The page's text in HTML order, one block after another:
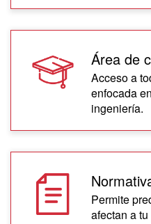
Área de
Acceso a
enfocada
ingeniería.
Permite
afectan a